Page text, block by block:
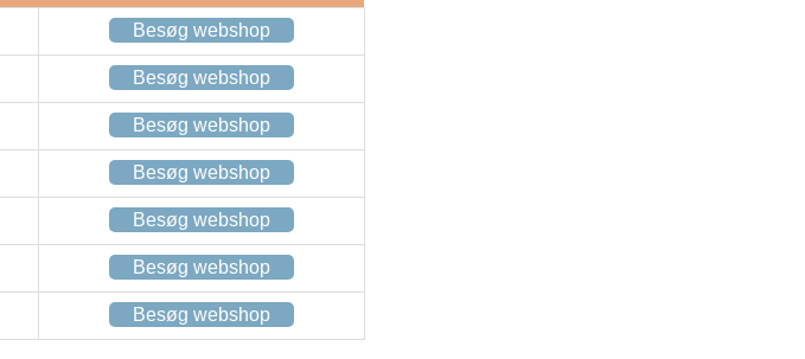
Besøg webshop
Besøg webshop
Besøg webshop
Besøg webshop
Besøg webshop
Besøg webshop
Besøg webshop